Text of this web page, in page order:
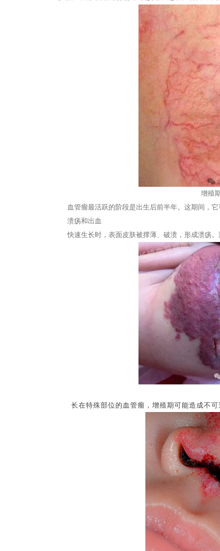
增殖
血管瘤最活跃的阶段是出生后前半年。这期间，
溃疡和出血
快速生长时，表面皮肤被撑薄、破溃，形成溃疡
长在特殊部位的血管瘤，增殖期可能造成不